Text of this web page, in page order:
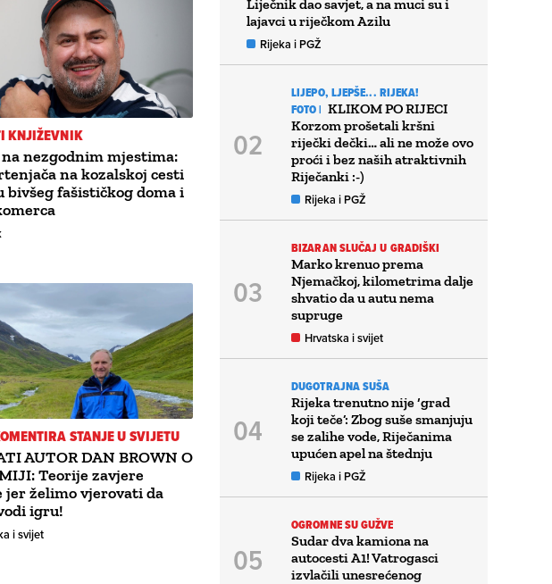
KNJIŽEVNIK
nezgodnim mjestima:
na kozalskoj cesti
bivšeg fašističkog doma i
STANJE U SVIJETU
AUTOR DAN BROWN O
Teorije zavjere
jer želimo vjerovati da
igru!
i svijet
Liječnik dao savjet, a na muci su i
lajavci u riječkom Azilu
Rijeka i PGŽ
LIJEPO, LJEPŠE... RIJEKA!
FOTO | KLIKOM PO RIJECI
Korzom prošetali kršni
riječki dečki… ali ne može ovo
proći i bez naših atraktivnih
Riječanki :-)
Rijeka i PGŽ
BIZARAN SLUČAJ U GRADIŠKI
Marko krenuo prema
Njemačkoj, kilometrima dalje
shvatio da u autu nema
supruge
Hrvatska i svijet
DUGOTRAJNA SUŠA
Rijeka trenutno nije ‘grad
koji teče’: Zbog suše smanjuju
se zalihe vode, Riječanima
upućen apel na štednju
Rijeka i PGŽ
OGROMNE SU GUŽVE
Sudar dva kamiona na
autocesti A1! Vatrogasci
izvlačili unesrećenog